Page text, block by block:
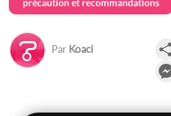
Par Koaci